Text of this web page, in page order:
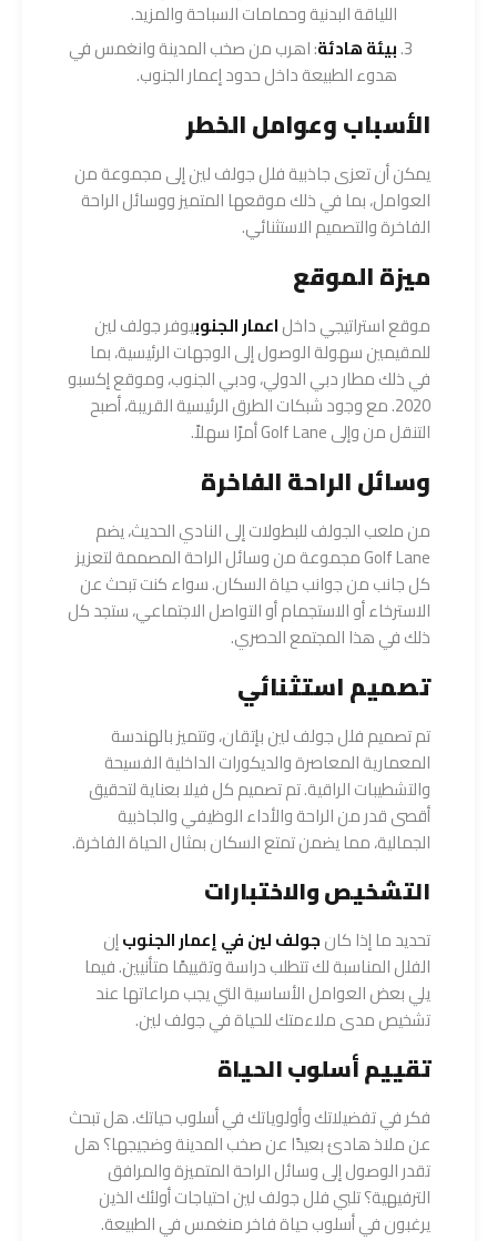
اللياقة البدنية وحمامات السباحة والمزيد.
بيئة هادئة: اهرب من صخب المدينة وانغمس في
هدوء الطبيعة داخل حدود إعمار الجنوب.
الأسباب وعوامل الخطر
يمكن أن تعزى جاذبية فلل جولف لين إلى مجموعة من
العوامل، بما في ذلك موقعها المتميز ووسائل الراحة
الفاخرة والتصميم الاستثنائي.
ميزة الموقع
موقع استراتيجي داخلاعمار الجنوبيوفر جولف لين
للمقيمين سهولة الوصول إلى الوجهات الرئيسية، بما
في ذلك مطار دبي الدولي، ودبي الجنوب، وموقع إكسبو
2020. مع وجود شبكات الطرق الرئيسية القريبة، أصبح
التنقل من وإلى Golf Lane أمرًا سهلاً.
وسائل الراحة الفاخرة
من ملعب الجولف للبطولات إلى النادي الحديث، يضم
Golf Lane مجموعة من وسائل الراحة المصممة لتعزيز
كل جانب من جوانب حياة السكان. سواء كنت تبحث عن
الاسترخاء أو الاستجمام أو التواصل الاجتماعي، ستجد كل
ذلك في هذا المجتمع الحصري.
تصميم استثنائي
تم تصميم فلل جولف لين بإتقان، وتتميز بالهندسة
المعمارية المعاصرة والديكورات الداخلية الفسيحة
والتشطيبات الراقية. تم تصميم كل فيلا بعناية لتحقيق
أقصى قدر من الراحة والأداء الوظيفي والجاذبية
الجمالية، مما يضمن تمتع السكان بمثال الحياة الفاخرة.
التشخيص والاختبارات
تحديد ما إذا كانجولف لين في إعمار الجنوبإن
الفلل المناسبة لك تتطلب دراسة وتقييمًا متأنيين. فيما
يلي بعض العوامل الأساسية التي يجب مراعاتها عند
تشخيص مدى ملاءمتك للحياة في جولف لين.
تقييم أسلوب الحياة
فكر في تفضيلاتك وأولوياتك في أسلوب حياتك. هل تبحث
عن ملاذ هادئ بعيدًا عن صخب المدينة وضجيجها؟ هل
تقدر الوصول إلى وسائل الراحة المتميزة والمرافق
الترفيهية؟ تلبي فلل جولف لين احتياجات أولئك الذين
يرغبون في أسلوب حياة فاخر منغمس في الطبيعة.